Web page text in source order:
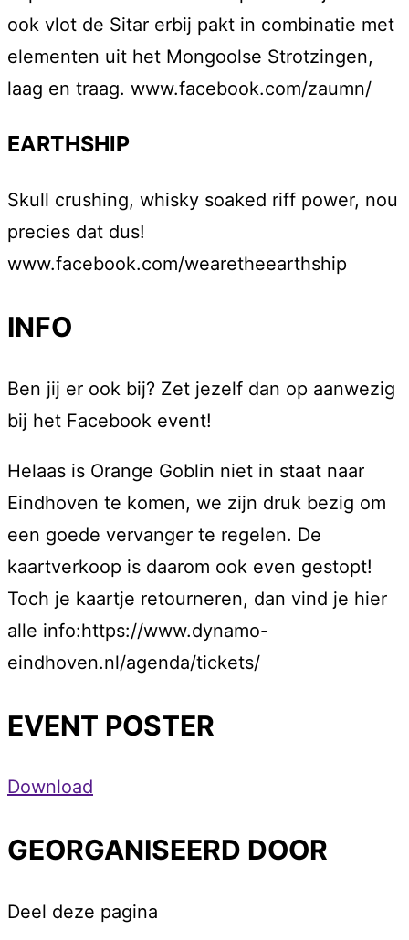
ook vlot de Sitar erbij pakt in combinatie met
elementen uit het Mongoolse Strotzingen,
laag en traag. www.facebook.com/zaumn/
EARTHSHIP
Skull crushing, whisky soaked riff power, nou
precies dat dus!
www.facebook.com/wearetheearthship
INFO
Ben jij er ook bij? Zet jezelf dan op aanwezig
bij het Facebook event!
Helaas is Orange Goblin niet in staat naar
Eindhoven te komen, we zijn druk bezig om
een goede vervanger te regelen. De
kaartverkoop is daarom ook even gestopt!
Toch je kaartje retourneren, dan vind je hier
alle info:https://www.dynamo-
eindhoven.nl/agenda/tickets/
EVENT POSTER
Download
GEORGANISEERD DOOR
Deel deze pagina